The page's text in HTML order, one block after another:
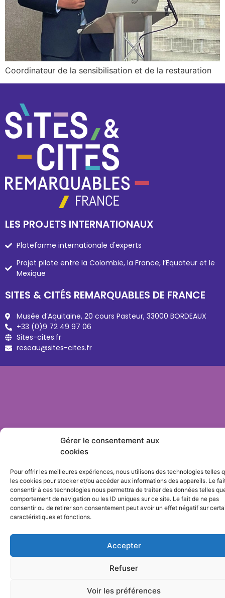
Gérer le consentement aux
cookies
Pour offrir les meilleures expériences, nous utilisons des technologies telles
les cookies pour stocker et/ou accéder aux informations des appareils. Le
consentir à ces technologies nous permettra de traiter des données telles
comportement de navigation ou les ID uniques sur ce site. Le fait de ne pas
consentir ou de retirer son consentement peut avoir un effet négatif sur
caractéristiques et fonctions.
Accepter
Refuser
Voir les préférences
Coordinateur de la sensibilisation et de la restauration
LES PROJETS INTERNATIONAUX
Plateforme internationale d'experts
Projet pilote entre la Colombie, la France, l’Equateur et le
Mexique
SITES & CITÉS REMARQUABLES DE FRANCE
Musée d’Aquitaine, 20 cours Pasteur, 33000 BORDEAUX
+33 (0)9 72 49 97 06
Sites-cites.fr
reseau@sites-cites.fr
Copyright © 2026 Sites & Cités
Mentions légales